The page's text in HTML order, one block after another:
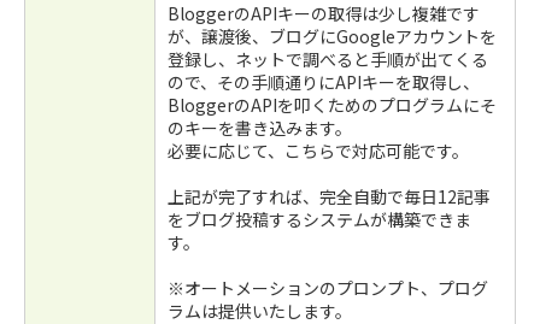
BloggerのAPIキーの取得は少し複雑です
が、譲渡後、ブログにGoogleアカウントを
登録し、ネットで調べると手順が出てくる
ので、その手順通りにAPIキーを取得し、
BloggerのAPIを叩くためのプログラムにそ
のキーを書き込みます。
必要に応じて、こちらで対応可能です。
上記が完了すれば、完全自動で毎日12記事
をブログ投稿するシステムが構築できま
す。
※オートメーションのプロンプト、プログ
ラムは提供いたします。